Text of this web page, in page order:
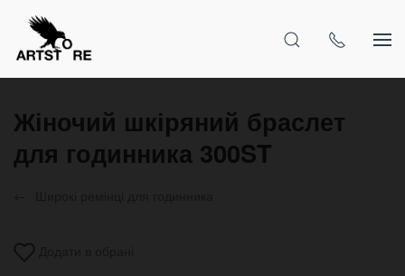
Жіночий шкіряний браслет
для годинника 300ST